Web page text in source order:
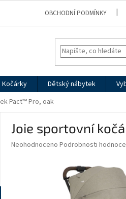
OBCHODNÍ PODMÍNKY
Kočárky Dětský nábytek
Pact™ Pro, oak
Joie sportovní
Průměrné
Neohodnoceno Podrobnosti